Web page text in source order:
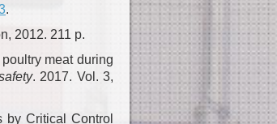
.
2012. 211 p.
meat during
. 2017. Vol. 3,
by Critical Control